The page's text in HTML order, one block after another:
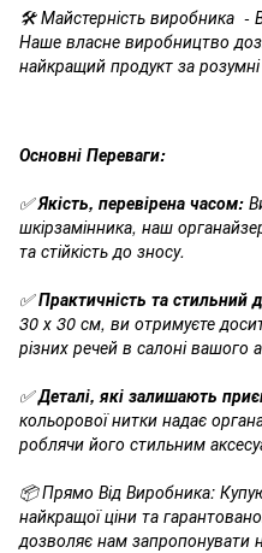
🛠️ Майстерність виробника -
Наше власне виробництво
найкращий продукт за
Основні Переваги:
✅Якість, перевірена часом:
шкірзамінника, наш
та стійкість до зносу.
✅Практичність та стильний
30 х 30 см, ви отримуєте
різних речей в салоні вашого
✅Деталі, які залишають
кольорової нитки надає
роблячи його стильним
📦 Прямо Від Виробника:
найкращої ціни та
дозволяє нам запропонувати